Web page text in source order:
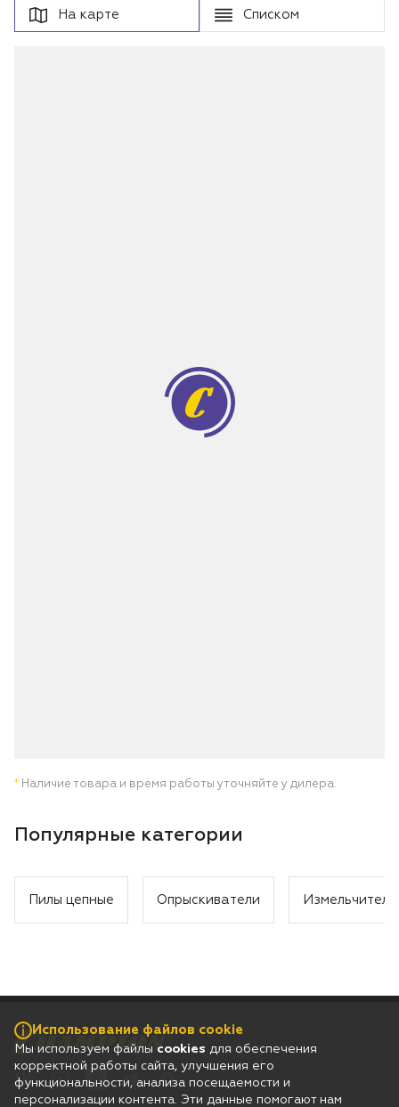
На карте Списком
* Наличие товара и время работы уточняйте у дилера.
Популярные категории
Пилы цепные Опрыскиватели Измельчители
Использование файлов cookie
Мы используем файлы cookies для обеспечения
корректной работы сайта, улучшения его
функциональности, анализа посещаемости и
персонализации контента. Эти данные помогают нам